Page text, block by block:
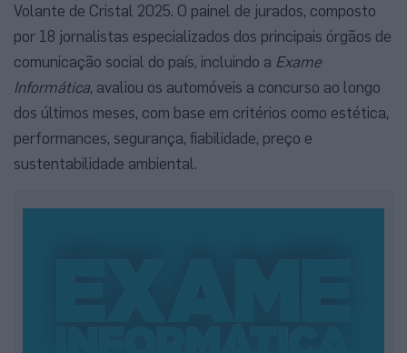
Volante de Cristal 2025. O painel de jurados, composto
por 18 jornalistas especializados dos principais órgãos de
comunicação social do país, incluindo a Exame
Informática, avaliou os automóveis a concurso ao longo
dos últimos meses, com base em critérios como estética,
performances, segurança, fiabilidade, preço e
sustentabilidade ambiental.